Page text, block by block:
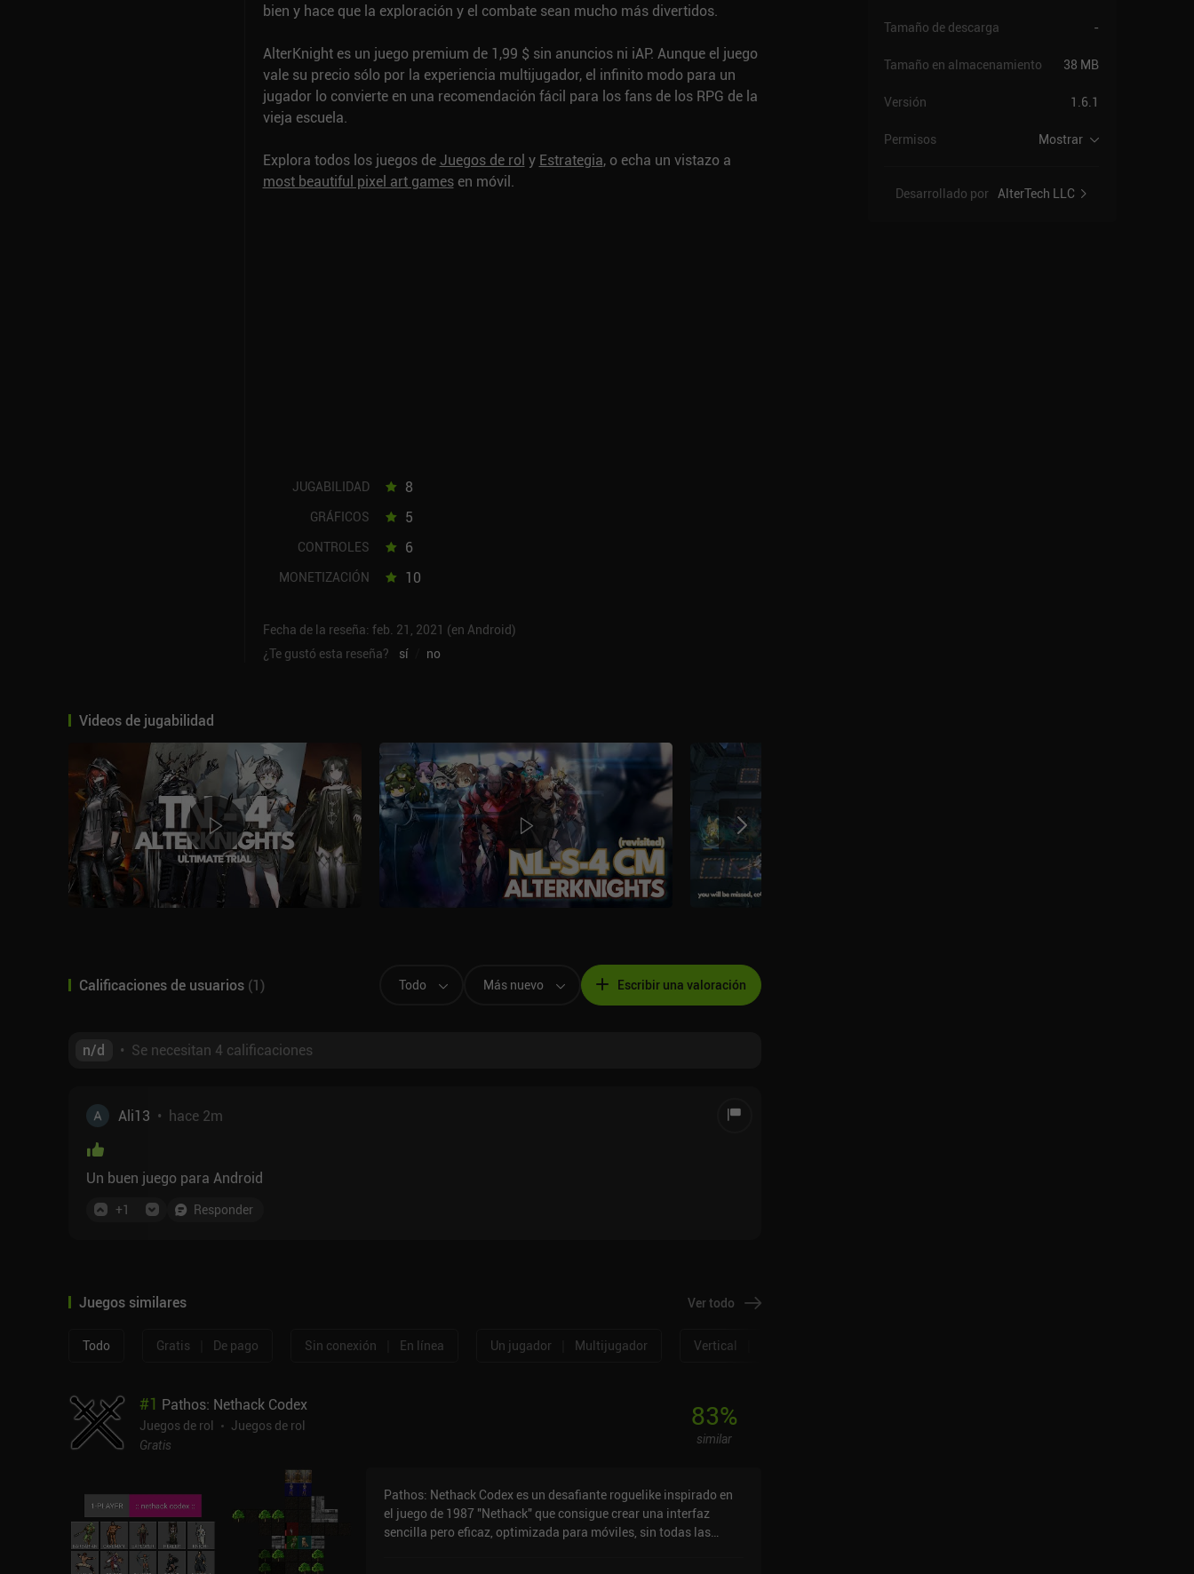
bien y hace que la exploración y el combate sean mucho más divertidos.
AlterKnight es un juego premium de 1,99 $ sin anuncios ni iAP. Aunque el juego
vale su precio sólo por la experiencia multijugador, el infinito modo para un
jugador lo convierte en una recomendación fácil para los fans de los RPG de la
vieja escuela.
Explora todos los juegos de Juegos de rol y Estrategia, o echa un vistazo a
most beautiful pixel art gamesen móvil.
JUGABILIDAD 8
GRÁFICOS 5
CONTROLES 6
MONETIZACIÓN 10
Fecha de la reseña: feb. 21, 2021 (en Android)
¿Te gustó esta reseña?
sí no
Videos de jugabilidad
Calificaciones de usuarios (1) Todo Más nuevo Escribir una valoración
n/d • Se necesitan 4 calificaciones
Ali13 • hace 2m
Un buen juego para Android
+1 Responder
Juegos similares Ver todo
Todo Gratis De pago Sin conexión En línea Un jugador Multijugador Vertical
#1 Pathos: Nethack Codex
Juegos de rol
Juegos de rol
Gratis
83%
similar
Pathos: Nethack Codex es un desafiante roguelike inspirado en
el juego de 1987 "Nethack" que consigue crear una interfaz
sencilla pero eficaz, optimizada para móviles, sin todas las
Tamaño de descarga -
Tamaño en almacenamiento 38 MB
Versión 1.6.1
Permisos Mostrar
Desarrollado por AlterTech LLC